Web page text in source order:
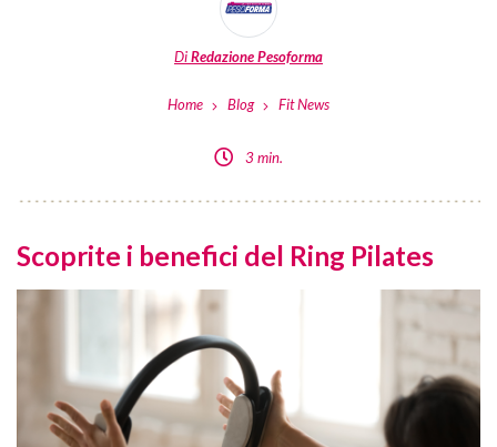
DiRedazione Pesoforma
Home Blog Fit News
3 min.
Scoprite i benefici del Ring Pilates